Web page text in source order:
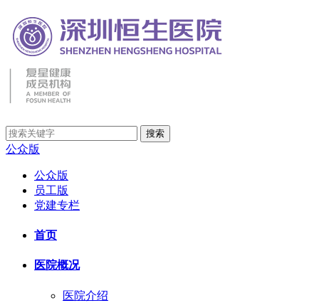
公众版
公众版
员工版
党建专栏
首页
医院概况
医院介绍